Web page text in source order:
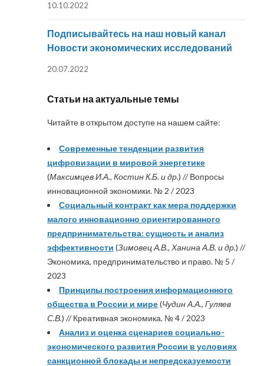
10.10.2022
Подписывайтесь на наш новый канал
Новости экономических исследований
20.07.2022
Статьи на актуальные темы
Читайте в открытом доступе на нашем сайте:
Современные тенденции развития
цифровизации в мировой энергетике
(Максимцев И.А., Костин К.Б. и др.) // Вопросы
инновационной экономики. № 2 / 2023
Социальный контракт как мера поддержки
малого инновационно ориентированного
предпринимательства: сущность и анализ
эффективности (Зимовец А.В., Ханина А.В. и др.) //
Экономика, предпринимательство и право. № 5 /
2023
Принципы построения информационного
общества в России и мире(Чудин А.А., Гуляев
С.В.) // Креативная экономика. № 4 / 2023
Анализ и оценка сценариев социально-
экономического развития России в условиях
санкционной блокады и непредсказуемости